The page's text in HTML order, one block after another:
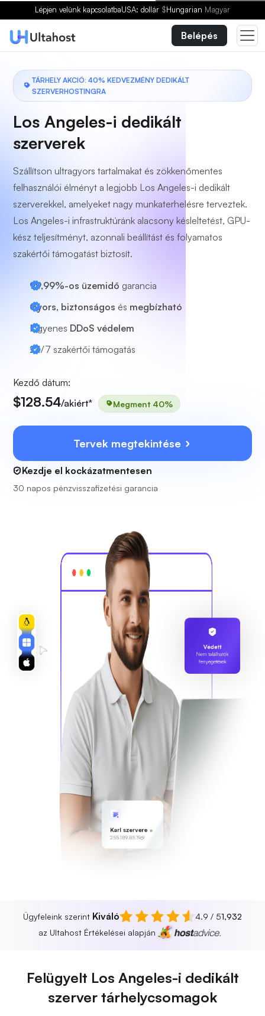
Lépjen velünk kapcsolatbaUSA: dollár $Hungarian Magyar
Belépés
TÁRHELY AKCIÓ: 40% KEDVEZMÉNY DEDIKÁLT
SZERVERHOSTINGRA
Los Angeles-i dedikált
szerverek
Szállítson ultragyors tartalmakat és zökkenőmentes
felhasználói élményt a legjobb Los Angeles-i dedikált
szerverekkel, amelyeket nagy munkaterhelésre terveztek.
Los Angeles-i infrastruktúránk alacsony késleltetést, GPU-
kész teljesítményt, azonnali beállítást és folyamatos
szakértői támogatást biztosít.
99,99%-os üzemidő garancia
Gyors, biztonságos és megbízható
Ingyenes DDoS védelem
24/7 szakértői támogatás
Kezdő dátum:
$128.54/akiért* Megment 40%
Tervek megtekintése
Kezdje el kockázatmentesen
30 napos pénzvisszafizetési garancia
Védett
Nem találhatók
fenyegetések
Karl szervere
255.189.85.19
Ügyfeleink szerint Kiváló 4.9 / 51,932
az Ultahost Értékelései alapján
Felügyelt Los Angeles-i dedikált
szerver tárhelycsomagok